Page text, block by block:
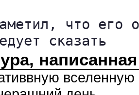
что его
сказать
вселенную